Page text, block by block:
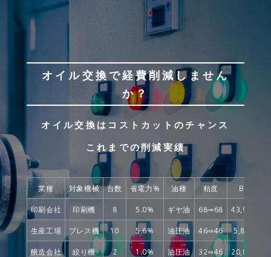
オイル交換で経費削減しません
か？
オイル交換はコストカットのチャンス
これまでの削減実績
業種 対象機械 台数 省電力% 油種 粘度 Before
印刷会社 印刷機 8 5.0% ギヤ油 68⇒68
生産工場 プレス機 10 5.6% 油圧油 46⇒46 5,834,160
醸造会社 絞り機 2 1.0% 油圧油 32⇒46